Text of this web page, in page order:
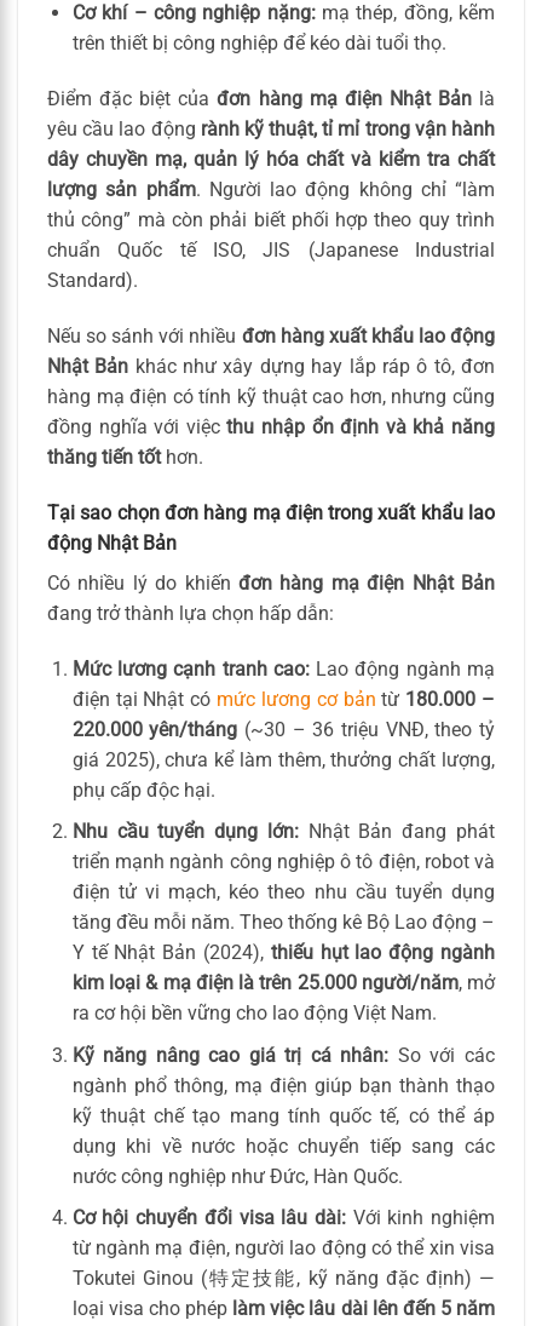
Cơ khí – công nghiệp nặng:mạ thép, đồng, kẽm
trên thiết bị công nghiệp để kéo dài tuổi thọ.
Điểm đặc biệt củađơn hàng mạ điện Nhật Bảnlà
yêu cầu lao động rành kỹ thuật, tỉ mỉ trong vận hành
dây chuyền mạ, quản lý hóa chất và kiểm tra chất
lượng sản phẩm. Người lao động không chỉ “làm
thủ công” mà còn phải biết phối hợp theo quy trình
chuẩn Quốc tế ISO, JIS (Japanese Industrial
Standard).
Nếu so sánh với nhiều đơn hàng xuất khẩu lao động
Nhật Bản khác như xây dựng hay lắp ráp ô tô, đơn
hàng mạ điện có tính kỹ thuật cao hơn, nhưng cũng
đồng nghĩa với việcthu nhập ổn định và khả năng
thăng tiến tốthơn.
Tại sao chọn đơn hàng mạ điện trong xuất khẩu lao
động Nhật Bản
Có nhiều lý do khiến đơn hàng mạ điện Nhật Bản
đang trở thành lựa chọn hấp dẫn:
Mức lương cạnh tranh cao:Lao động ngành mạ
điện tại Nhật có mức lương cơ bản từ 180.000 –
220.000 yên/tháng (~30 – 36 triệu VNĐ, theo tỷ
giá 2025), chưa kể làm thêm, thưởng chất lượng,
phụ cấp độc hại.
Nhu cầu tuyển dụng lớn:Nhật Bản đang phát
triển mạnh ngành công nghiệp ô tô điện, robot và
điện tử vi mạch, kéo theo nhu cầu tuyển dụng
tăng đều mỗi năm. Theo thống kê Bộ Lao động –
Y tế Nhật Bản (2024), thiếu hụt lao động ngành
kim loại & mạ điện là trên 25.000 người/năm, mở
ra cơ hội bền vững cho lao động Việt Nam.
Kỹ năng nâng cao giá trị cá nhân: So với các
ngành phổ thông, mạ điện giúp bạn thành thạo
kỹ thuật chế tạo mang tính quốc tế, có thể áp
dụng khi về nước hoặc chuyển tiếp sang các
nước công nghiệp như Đức, Hàn Quốc.
Cơ hội chuyển đổi visa lâu dài:Với kinh nghiệm
từ ngành mạ điện, người lao động có thể xin visa
Tokutei Ginou (特定技能, kỹ năng đặc định) —
loại visa cho phép làm việc lâu dài lên đến 5 năm